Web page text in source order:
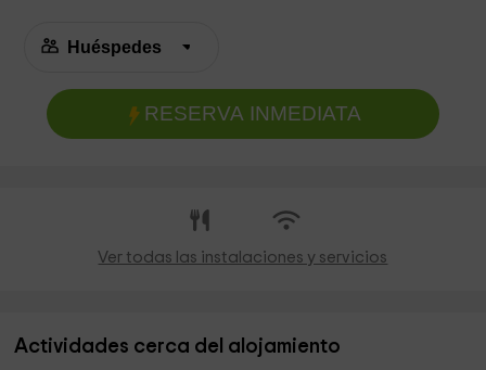
RESERVA INMEDIATA
Ver todas las instalaciones y servicios
Actividades cerca del alojamiento